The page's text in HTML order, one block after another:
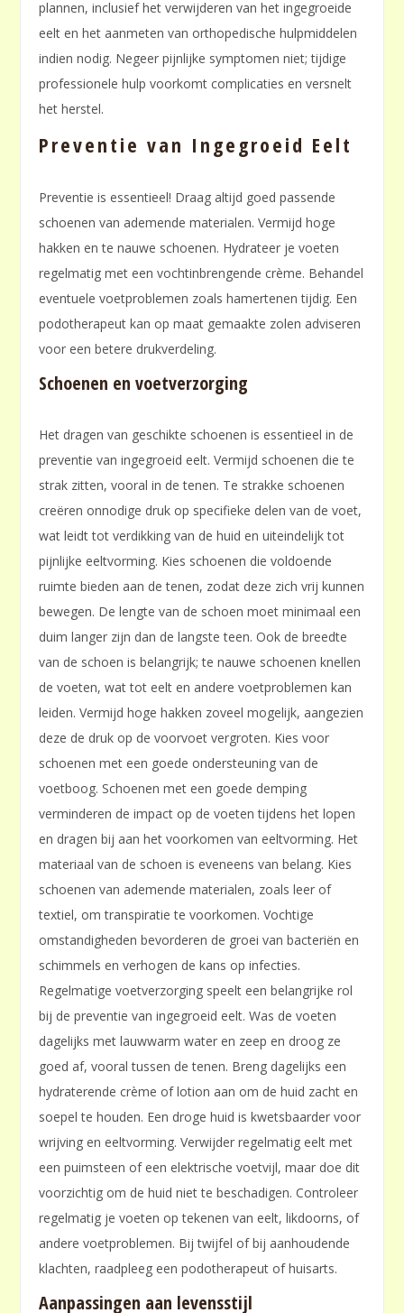
plannen, inclusief het verwijderen van het ingegroeide
eelt en het aanmeten van orthopedische hulpmiddelen
indien nodig. Negeer pijnlijke symptomen niet; tijdige
professionele hulp voorkomt complicaties en versnelt
het herstel.
Preventie van Ingegroeid Eelt
Preventie is essentieel! Draag altijd goed passende
schoenen van ademende materialen. Vermijd hoge
hakken en te nauwe schoenen. Hydrateer je voeten
regelmatig met een vochtinbrengende crème. Behandel
eventuele voetproblemen zoals hamertenen tijdig. Een
podotherapeut kan op maat gemaakte zolen adviseren
voor een betere drukverdeling.
Schoenen en voetverzorging
Het dragen van geschikte schoenen is essentieel in de
preventie van ingegroeid eelt. Vermijd schoenen die te
strak zitten, vooral in de tenen. Te strakke schoenen
creëren onnodige druk op specifieke delen van de voet,
wat leidt tot verdikking van de huid en uiteindelijk tot
pijnlijke eeltvorming. Kies schoenen die voldoende
ruimte bieden aan de tenen, zodat deze zich vrij kunnen
bewegen. De lengte van de schoen moet minimaal een
duim langer zijn dan de langste teen. Ook de breedte
van de schoen is belangrijk; te nauwe schoenen knellen
de voeten, wat tot eelt en andere voetproblemen kan
leiden. Vermijd hoge hakken zoveel mogelijk, aangezien
deze de druk op de voorvoet vergroten. Kies voor
schoenen met een goede ondersteuning van de
voetboog. Schoenen met een goede demping
verminderen de impact op de voeten tijdens het lopen
en dragen bij aan het voorkomen van eeltvorming. Het
materiaal van de schoen is eveneens van belang. Kies
schoenen van ademende materialen, zoals leer of
textiel, om transpiratie te voorkomen. Vochtige
omstandigheden bevorderen de groei van bacteriën en
schimmels en verhogen de kans op infecties.
Regelmatige voetverzorging speelt een belangrijke rol
bij de preventie van ingegroeid eelt. Was de voeten
dagelijks met lauwwarm water en zeep en droog ze
goed af, vooral tussen de tenen. Breng dagelijks een
hydraterende crème of lotion aan om de huid zacht en
soepel te houden. Een droge huid is kwetsbaarder voor
wrijving en eeltvorming. Verwijder regelmatig eelt met
een puimsteen of een elektrische voetvijl, maar doe dit
voorzichtig om de huid niet te beschadigen. Controleer
regelmatig je voeten op tekenen van eelt, likdoorns, of
andere voetproblemen. Bij twijfel of bij aanhoudende
klachten, raadpleeg een podotherapeut of huisarts.
Aanpassingen aan levensstijl